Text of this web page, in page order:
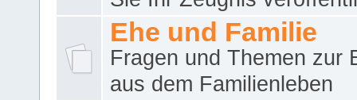
Ehe und Familie
Fragen und Themen zur
aus dem Familienleben